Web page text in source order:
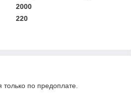
2000
220
только по предоплате.